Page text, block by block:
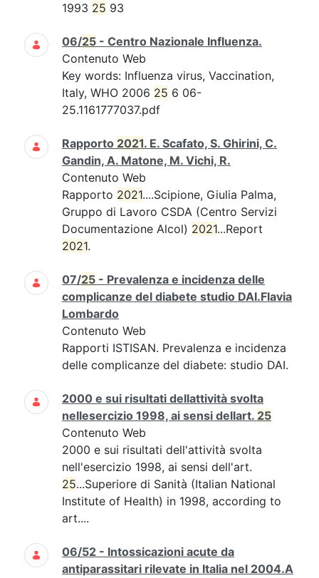
1993 25 93
06/25 - Centro Nazionale Influenza.
Contenuto Web
Key words: Influenza virus, Vaccination,
Italy, WHO 2006 25 6 06-
25.1161777037.pdf
Rapporto 2021. E. Scafato, S. Ghirini, C.
Gandin, A. Matone, M. Vichi, R.
Contenuto Web
Rapporto 2021....Scipione, Giulia Palma,
Gruppo di Lavoro CSDA (Centro Servizi
Documentazione Alcol) 2021...Report
2021.
07/25 - Prevalenza e incidenza delle
complicanze del diabete studio DAI.Flavia
Lombardo
Contenuto Web
Rapporti ISTISAN. Prevalenza e incidenza
delle complicanze del diabete: studio DAI.
2000 e sui risultati dellattività svolta
nellesercizio 1998, ai sensi dellart. 25
Contenuto Web
2000 e sui risultati dell'attività svolta
nell'esercizio 1998, ai sensi dell'art.
25...Superiore di Sanità (Italian National
Institute of Health) in 1998, according to
art....
06/52 - Intossicazioni acute da
antiparassitari rilevate in Italia nel 2004.A